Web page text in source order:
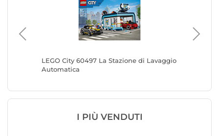
LEGO City 60497 La Stazione di Lavaggio
Automatica
I PIÙ VENDUTI